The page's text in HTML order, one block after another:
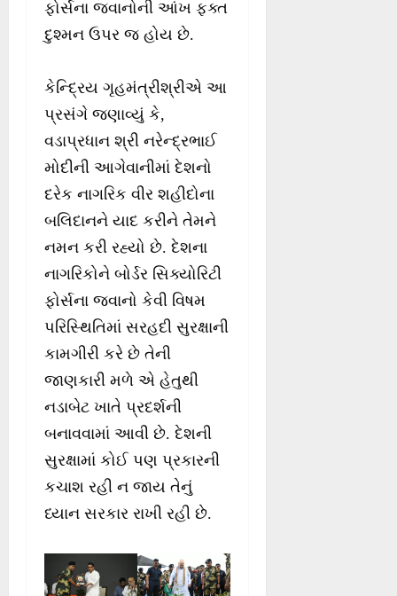
ફોર્સના જવાનોની આંખ ફક્ત
દુશ્મન ઉપર જ હોય છે.
કેન્દ્રિય ગૃહમંત્રીશ્રીએ આ
પ્રસંગે જણાવ્યું કે,
વડાપ્રધાન શ્રી નરેન્દ્રભાઈ
મોદીની આગેવાનીમાં દેશનો
દરેક નાગરિક વીર શહીદોના
બલિદાનને યાદ કરીને તેમને
નમન કરી રહ્યો છે. દેશના
નાગરિકોને બોર્ડર સિક્યોરિટી
ફોર્સના જવાનો કેવી વિષમ
પરિસ્થિતિમાં સરહદી સુરક્ષાની
કામગીરી કરે છે તેની
જાણકારી મળે એ હેતુથી
નડાબેટ ખાતે પ્રદર્શની
બનાવવામાં આવી છે. દેશની
સુરક્ષામાં કોઈ પણ પ્રકારની
કચાશ રહી ન જાય તેનું
ધ્યાન સરકાર રાખી રહી છે.